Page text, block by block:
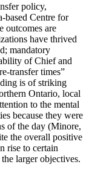
policy,
based Centre for
outcomes are
have thrived
mandatory
of Chief and
transfer times”
is of striking
Ontario, local
to the mental
because they were
of the day (Minore,
the overall positive
rise to certain
larger objectives.